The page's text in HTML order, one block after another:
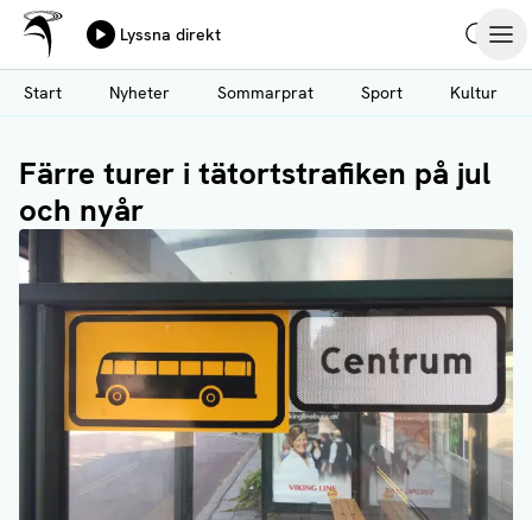
Hoppa
till
huvudinnehåll
Ålands Radio & TV
Lyssna direkt
Start
Nyheter Sommarprat Sport Kultur
Färre turer i tätortstrafiken på jul
och nyår